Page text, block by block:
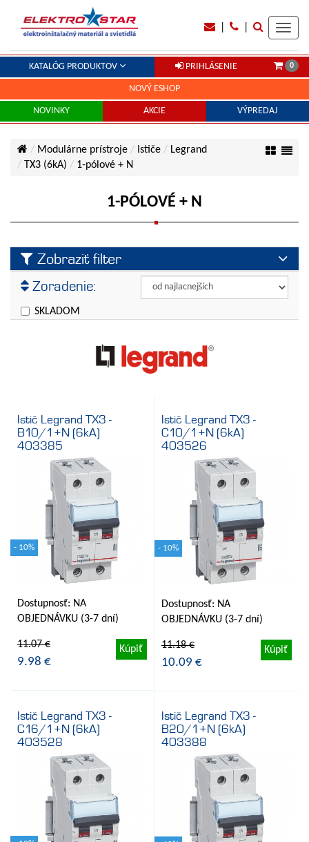
KATALÓG PRODUKTOV PRIHLÁSENIE 0
NOVÝ ESHOP
NOVINKY AKCIE VÝPREDAJ
Modulárne prístroje Ističe
Legrand
TX3 (6kA)
1-pólové + N
1-PÓLOVÉ + N
Zobraziť filter
Výrobca
Veľkosť prúdu
Legrand
Zoradenie:
SKLADOM
Istič Legrand TX3 -
B10/1+N (6kA)
403385
- 10%
Dostupnosť: NA
OBJEDNÁVKU (3-7 dní)
11.07 €
9.98 €
Kúpiť
Istič Legrand TX3 -
C10/1+N (6kA)
403526
- 10%
Dostupnosť: NA
OBJEDNÁVKU (3-7 dní)
11.18 €
10.09 €
Kúpiť
Istič Legrand TX3 -
C16/1+N (6kA)
403528
Istič Legrand TX3 -
B20/1+N (6kA)
403388